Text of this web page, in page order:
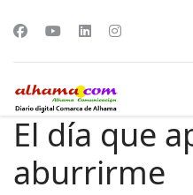
El día que
aburrirme